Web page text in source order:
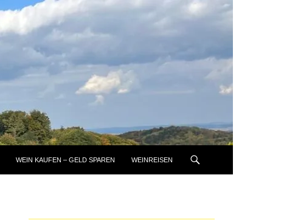
WEIN KAUFEN – GELD SPAREN WEINREISEN